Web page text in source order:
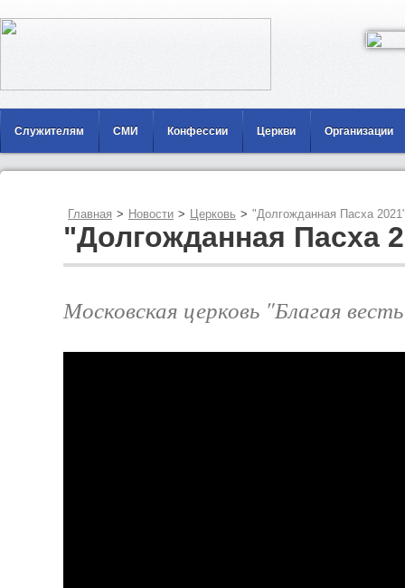
Служителям СМИ Конфессии Церкви Организации
Главная > Новости > Церковь > "Долгожданная Пасха
"Долгожданная Пасха
Московская церковь "Благая